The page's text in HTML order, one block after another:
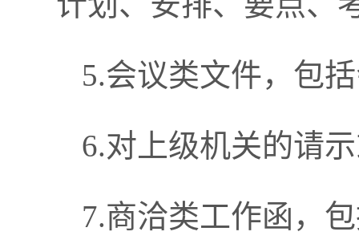
5.会议类文件，包
6.对上级机关的请
7.商洽类工作函，